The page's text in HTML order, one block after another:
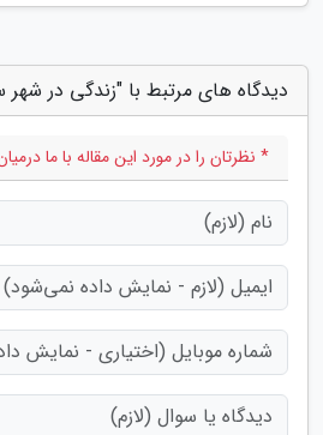
دیدگاه های مرتبط با "زندگی در شهر
* نظرتان را در مورد این مقاله با ما